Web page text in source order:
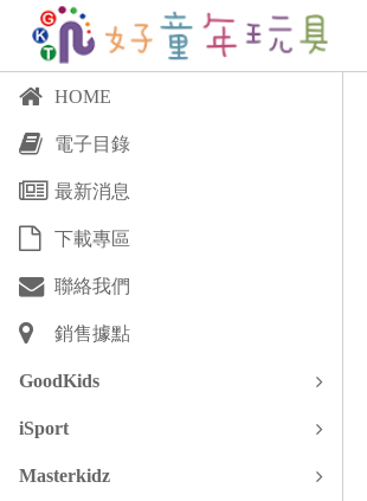
HOME
電子目錄
最新消息
下載專區
聯絡我們
銷售據點
GoodKids
iSport
Masterkidz